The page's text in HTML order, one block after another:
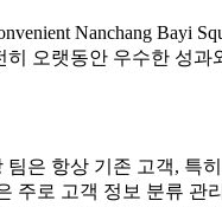
Nanchang Bayi
히 오랫동안 우수한 성
은 항상 기존 고객, 특
주로 고객 정보 분류 관